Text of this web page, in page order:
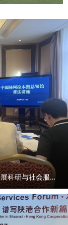
国际法学院张光耀博士在哈萨克斯坦阿拉木图开展科研与社会服务活动